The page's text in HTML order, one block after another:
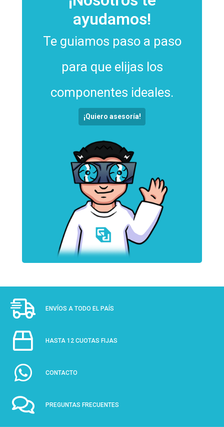
ayudamos!
Te guiamos paso a paso
para que elijas los
componentes ideales.
¡Quiero asesoría!
ENVÍOS A TODO EL PAÍS
HASTA 12 CUOTAS FIJAS
CONTACTO
PREGUNTAS FRECUENTES